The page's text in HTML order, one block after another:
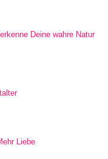
Deine wahre Natur
Liebe